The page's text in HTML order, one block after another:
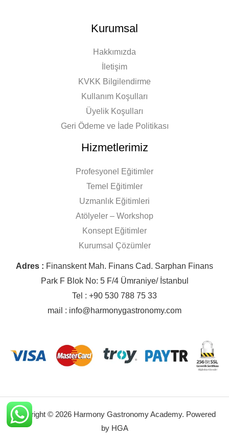
Kurumsal
Hakkımızda
İletişim
KVKK Bilgilendirme
Kullanım Koşulları
Üyelik Koşulları
Geri Ödeme ve İade Politikası
Hizmetlerimiz
Profesyonel Eğitimler
Temel Eğitimler
Uzmanlık Eğitimleri
Atölyeler – Workshop
Konsept Eğitimler
Kurumsal Çözümler
Adres : Finanskent Mah. Finans Cad. Sarphan Finans
Park F Blok No: 5 F/4 Ümraniye/ İstanbul
Tel : +90 530 788 75 33
mail : info@harmonygastronomy.com
Copyright © 2026 Harmony Gastronomy Academy. Powered
by HGA